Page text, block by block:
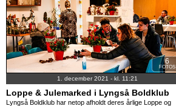
1. december 2021 - kl. 11:21
6
FOTOS
Loppe & Julemarked i Lyngså Boldklub
Lyngså Boldklub har netop afholdt deres årlige Loppe og